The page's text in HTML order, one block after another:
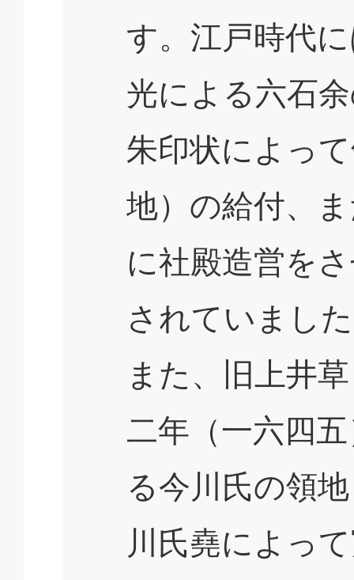
す。江戸時代
光による六石
朱印状によっ
地）の給付、
に社殿造営を
されていまし
また、旧上井
二年（一六四
る今川氏の領
川氏堯によっ